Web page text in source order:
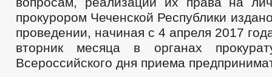
прокурором Чеченской Республики
проведении, начиная с 4 апреля 2017
вторник месяца в органах
Всероссийского дня приема